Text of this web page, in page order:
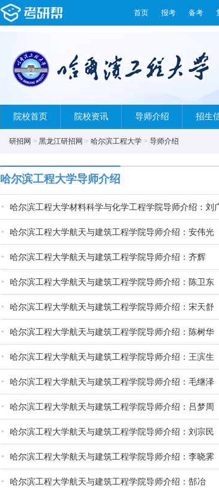
首页 报考 备考
院校首页 院校资讯 导师介绍 招生
研招网 > 黑龙江研招网 > 哈尔滨工程大学 > 导师介绍
哈尔滨工程大学导师介绍
哈尔滨工程大学材料科学与化学工程学院导师介绍：刘
哈尔滨工程大学航天与建筑工程学院导师介绍：安伟光
哈尔滨工程大学航天与建筑工程学院导师介绍：齐辉
哈尔滨工程大学航天与建筑工程学院导师介绍：陈卫东
哈尔滨工程大学航天与建筑工程学院导师介绍：宋天舒
哈尔滨工程大学航天与建筑工程学院导师介绍：陈树华
哈尔滨工程大学航天与建筑工程学院导师介绍：王滨生
哈尔滨工程大学航天与建筑工程学院导师介绍：毛继泽
哈尔滨工程大学航天与建筑工程学院导师介绍：吕梦周
哈尔滨工程大学航天与建筑工程学院导师介绍：刘宗民
哈尔滨工程大学航天与建筑工程学院导师介绍：李晓霁
哈尔滨工程大学航天与建筑工程学院导师介绍：郜冶